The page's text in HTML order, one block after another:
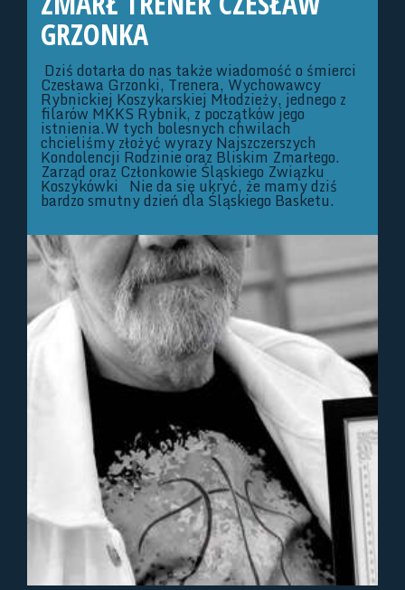
GRZONKA
Dziś dotarła do nas także wiadomość o śmierci
Czesława Grzonki, Trenera, Wychowawcy
Rybnickiej Koszykarskiej Młodzieży, jednego z
filarów MKKS Rybnik, z początków jego
istnienia.W tych bolesnych chwilach
chcieliśmy złożyć wyrazy Najszczerszych
Kondolencji Rodzinie oraz Bliskim Zmarłego.
Zarząd oraz Członkowie Śląskiego Związku
Koszykówki Nie da się ukryć, że mamy dziś
bardzo smutny dzień dla Śląskiego Basketu.